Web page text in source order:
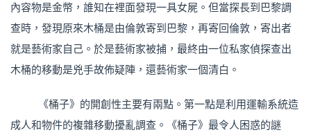
內容物是金幣，誰知在裡面發現一具女屍。但當探長到巴黎調
查時，發現原來木桶是由倫敦寄到巴黎，再寄回倫敦，寄出者
就是藝術家自己。於是藝術家被捕，最終由一位私家偵探查出
木桶的移動是兇手故佈疑陣，還藝術家一個清白。
《桶子》的開創性主要有兩點。第一點是利用運輸系統造
成人和物件的複雜移動擾亂調查。《桶子》最令人困惑的謎